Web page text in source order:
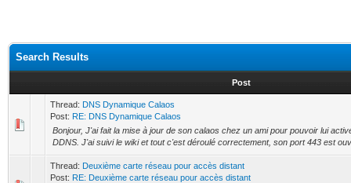
Search Results
Post
Thread: DNS Dynamique Calaos
Post: RE: DNS Dynamique Calaos
Bonjour, J'ai fait la mise à jour de son calaos chez un ami pour pouvoir lui
DDNS. J'ai suivi le wiki et tout c'est déroulé correctement, son port 443 est
Thread: Deuxième carte réseau pour accès distant
Post: RE: Deuxième carte réseau pour accès distant